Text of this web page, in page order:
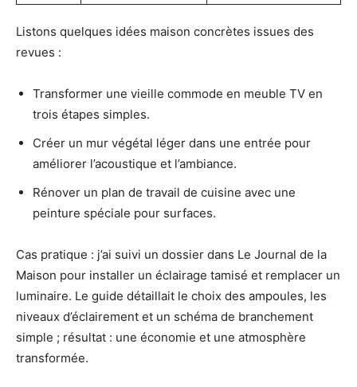
Listons quelques idées maison concrètes issues des
revues :
Transformer une vieille commode en meuble TV en
trois étapes simples.
Créer un mur végétal léger dans une entrée pour
améliorer l’acoustique et l’ambiance.
Rénover un plan de travail de cuisine avec une
peinture spéciale pour surfaces.
Cas pratique : j’ai suivi un dossier dans Le Journal de la
Maison pour installer un éclairage tamisé et remplacer un
luminaire. Le guide détaillait le choix des ampoules, les
niveaux d’éclairement et un schéma de branchement
simple ; résultat : une économie et une atmosphère
transformée.